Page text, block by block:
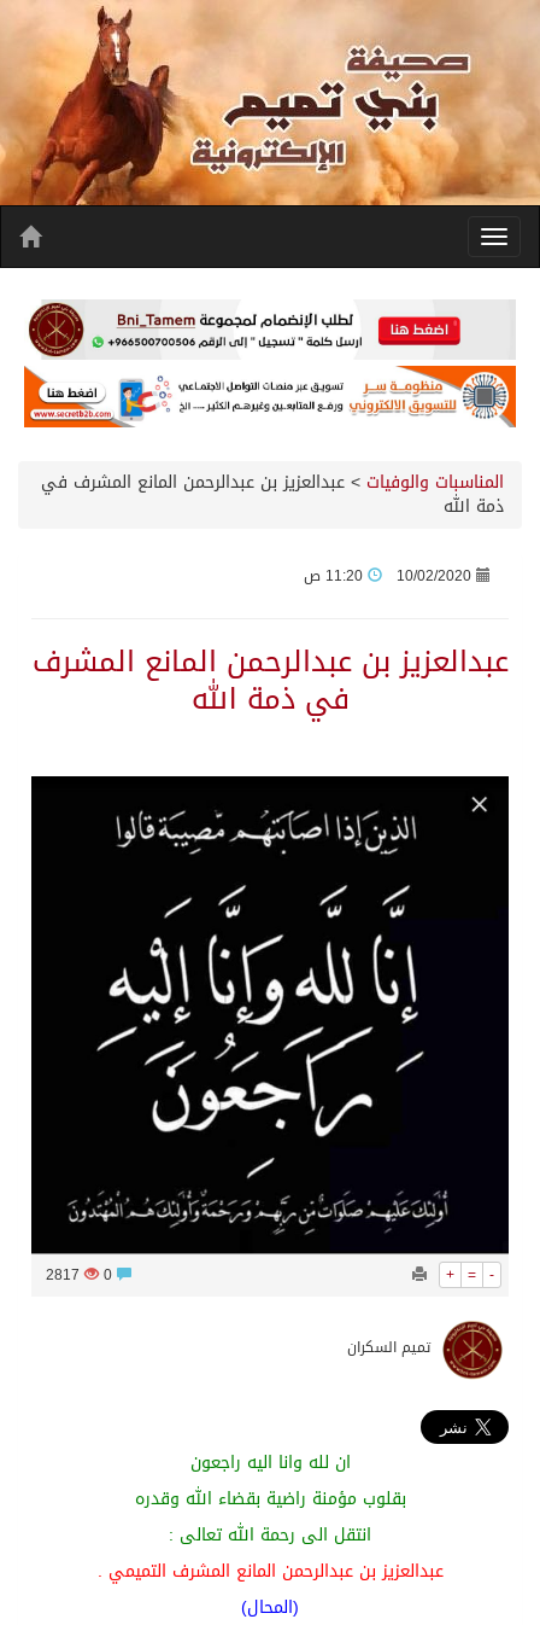
المناسبات والوفيات >عبدالعزيز بن عبدالرحمن المانع المشرف في
ذمة الله
10/02/2020
عبدالعزيز بن عبدالرحمن المانع المشرف
في ذمة الله
+ = -
2817
تميم السكران
‏ان لله وانا اليه راجعون
بقلوب مؤمنة راضية بقضاء الله وقدره
انتقل الى رحمة الله تعالى :
عبدالعزيز بن عبدالرحمن المانع المشرف التميمي .
(المحال)